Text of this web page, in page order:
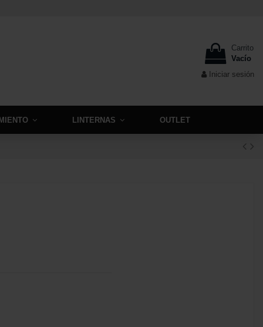
Carrito
Vacío
Iniciar sesión
LINTERNAS OUTLET